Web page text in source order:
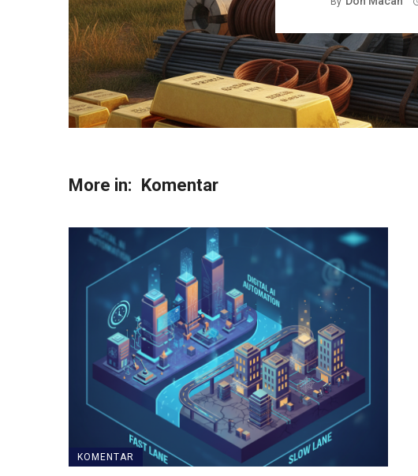
More in: Komentar
KOMENTAR